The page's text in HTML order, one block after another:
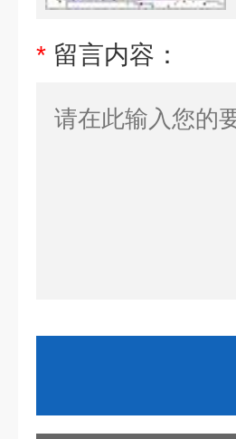
* 留言内容：